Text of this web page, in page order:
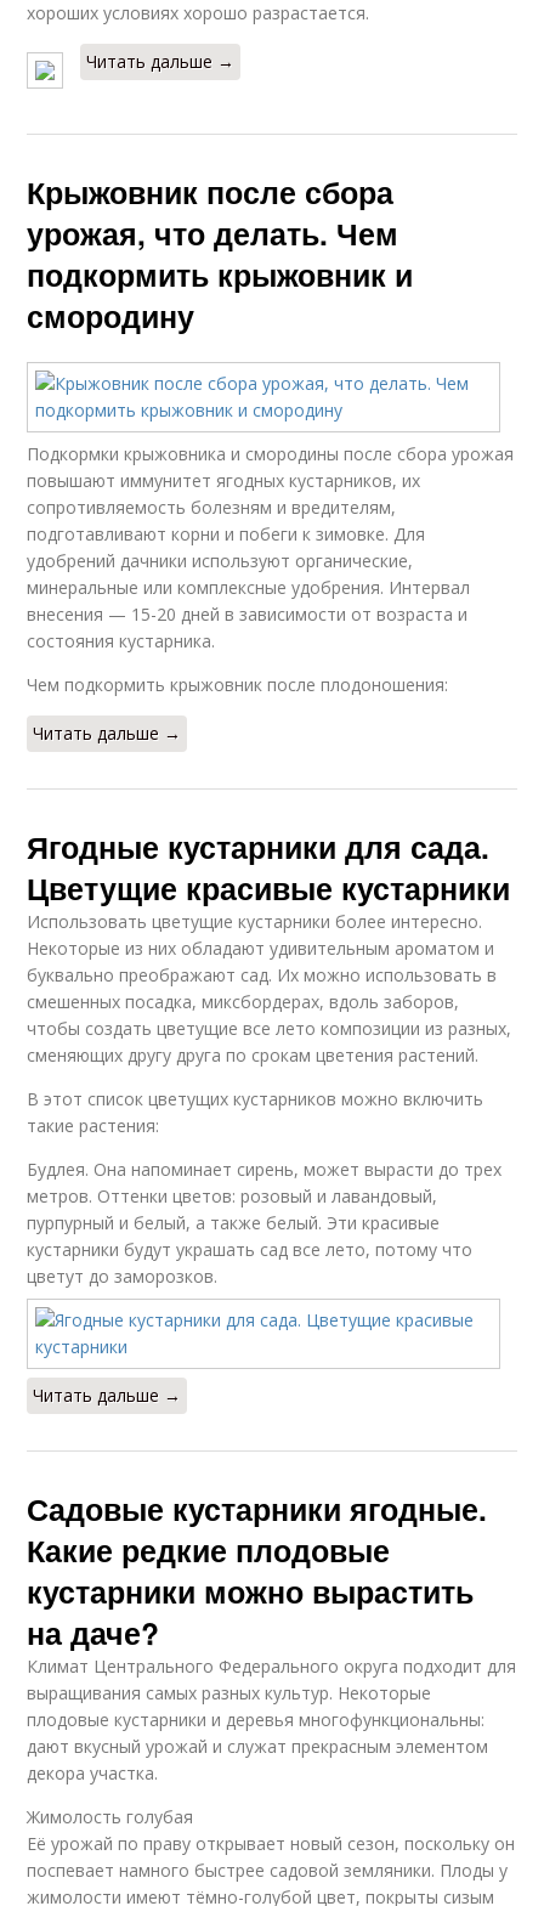
хороших условиях хорошо разрастается.
Читать дальше →
Крыжовник после сбора
урожая, что делать. Чем
подкормить крыжовник и
смородину
Подкормки крыжовника и смородины после сбора урожая
повышают иммунитет ягодных кустарников, их
сопротивляемость болезням и вредителям,
подготавливают корни и побеги к зимовке. Для
удобрений дачники используют органические,
минеральные или комплексные удобрения. Интервал
внесения — 15-20 дней в зависимости от возраста и
состояния кустарника.
Чем подкормить крыжовник после плодоношения:
Читать дальше →
Ягодные кустарники для сада.
Цветущие красивые кустарники
Использовать цветущие кустарники более интересно.
Некоторые из них обладают удивительным ароматом и
буквально преображают сад. Их можно использовать в
смешенных посадка, миксбордерах, вдоль заборов,
чтобы создать цветущие все лето композиции из разных,
сменяющих другу друга по срокам цветения растений.
В этот список цветущих кустарников можно включить
такие растения:
Будлея. Она напоминает сирень, может вырасти до трех
метров. Оттенки цветов: розовый и лавандовый,
пурпурный и белый, а также белый. Эти красивые
кустарники будут украшать сад все лето, потому что
цветут до заморозков.
Читать дальше →
Садовые кустарники ягодные.
Какие редкие плодовые
кустарники можно вырастить
на даче?
Климат Центрального Федерального округа подходит для
выращивания самых разных культур. Некоторые
плодовые кустарники и деревья многофункциональны:
дают вкусный урожай и служат прекрасным элементом
декора участка.
Жимолость голубая
Её урожай по праву открывает новый сезон, поскольку он
поспевает намного быстрее садовой земляники. Плоды у
жимолости имеют тёмно-голубой цвет, покрыты сизым